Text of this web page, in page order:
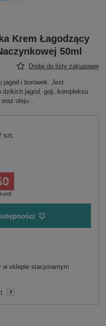
Krem Łagodzący
50ml
Dodaj do listy zakupowej
jagód i borówek. Jest
dzikich jagód, goji, kompleksu
oleju ..
/ szt.
w sklepie stacjonarnym